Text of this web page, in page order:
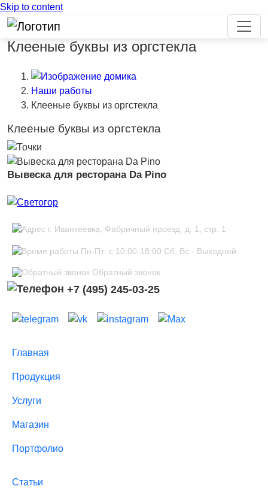
Skip to content
Клееные буквы из оргстекла
Наши работы
Клееные буквы из оргстекла
Клееные буквы из оргстекла
Вывеска для ресторана Da Pino
г. Ивантеевка, Фабричный проезд, д. 1, стр. 1
Пн-Пт: с 10:00-18:00 Сб, Вс - Выходной
Обратный звонок
+7 (495) 245-03-25
Главная
Продукция
Услуги
Магазин
Портфолио
Статьи